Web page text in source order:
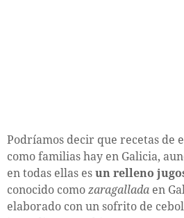
Podríamos decir que recetas de
como familias hay en Galicia,
en todas ellas es un relleno
conocido como zaragallada en
elaborado con un sofrito de